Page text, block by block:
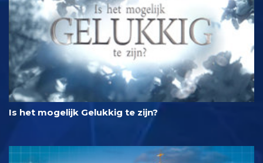
Is het mogelijk Gelukkig te zijn?